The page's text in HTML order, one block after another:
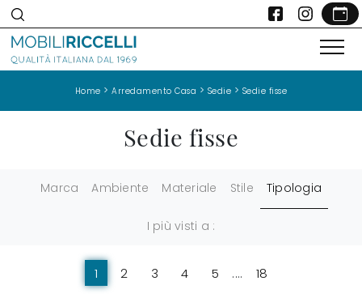
Home >Arredamento Casa > Sedie > Sedie fisse
Sedie fisse
Marca Ambiente Materiale Stile Tipologia
I più visti a :
1 2 3 4 5 .... 18